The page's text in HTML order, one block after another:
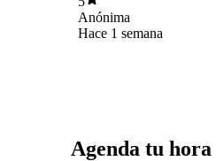
gracias kathy por tu
semana que viene,
Anónima
Hace 1 semana
Agenda tu hora